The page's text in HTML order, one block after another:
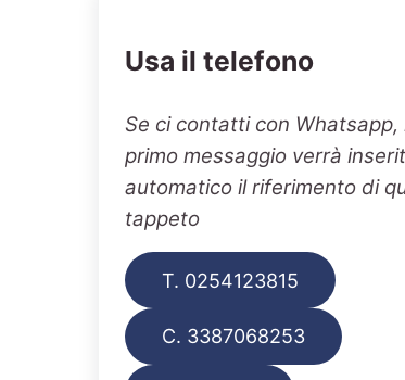
Usa il telefono
Se ci contatti con Whatsapp,
primo messaggio verrà
automatico il riferimento di
tappeto
T. 0254123815
C. 3387068253